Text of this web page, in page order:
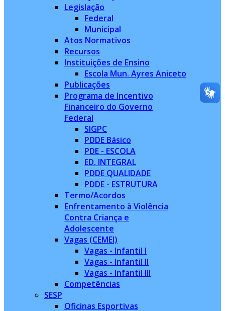
Legislação
Federal
Municipal
Atos Normativos
Recursos
Instituições de Ensino
Escola Mun. Ayres Aniceto
Publicações
Programa de Incentivo
Financeiro do Governo
Federal
SIGPC
PDDE Básico
PDE - ESCOLA
ED. INTEGRAL
PDDE QUALIDADE
PDDE - ESTRUTURA
Termo/Acordos
Enfrentamento à Violência
Contra Criança e
Adolescente
Vagas (CEMEI)
Vagas - Infantil I
Vagas - Infantil II
Vagas - Infantil III
Competências
SESP
Oficinas Esportivas